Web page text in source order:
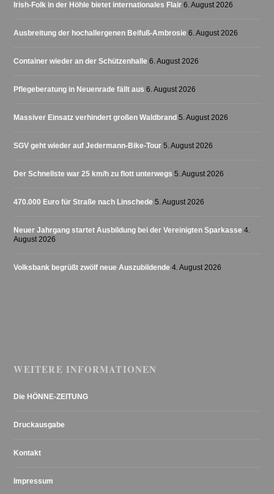
Irish-Folk in der Höhle bietet internationales Flair 6. August 2026
Ausbreitung der hochallergenen Beifuß-Ambrosie 6. August 2026
Container wieder an der Schützenhalle 6. August 2026
Pflegeberatung in Neuenrade fällt aus 6. August 2026
Massiver Einsatz verhindert großen Waldbrand 5. August 2026
SGV geht wieder auf Jedermann-Bike-Tour 5. August 2026
Der Schnellste war 25 km/h zu flott unterwegs 5. August 2026
470.000 Euro für Straße nach Linschede 5. August 2026
Neuer Jahrgang startet Ausbildung bei der Vereinigten Sparkasse 4.
August 2026
Volksbank begrüßt zwölf neue Auszubildende 4. August 2026
WEITERE INFORMATIONEN
Die HÖNNE-ZEITUNG
Druckausgabe
Kontakt
Impressum